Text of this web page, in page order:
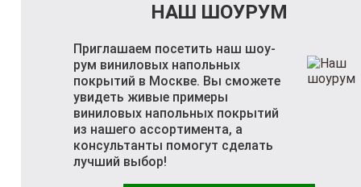
НАШ ШОУРУМ
Приглашаем посетить наш шоу-
рум виниловых напольных
покрытий в Москве. Вы сможете
увидеть живые примеры
виниловых напольных покрытий
из нашего ассортимента, а
консультанты помогут сделать
лучший выбор!